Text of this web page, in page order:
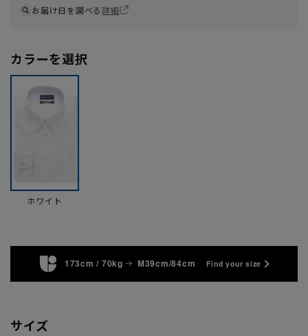
お届け日を調べる詳細
カラーを選択
ホワイト
173cm / 70kg M39cm/84cm Find your size
サイズ